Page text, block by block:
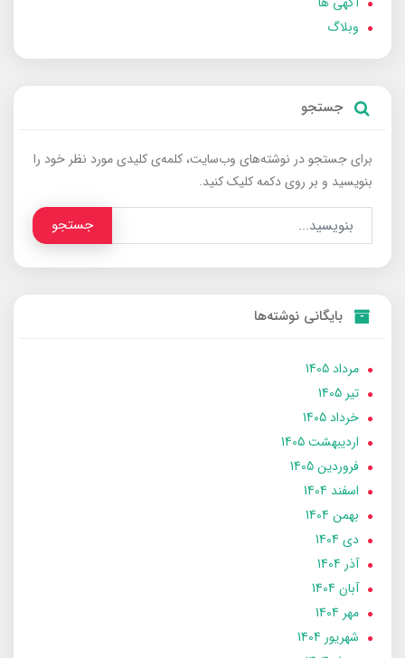
وبلاگ
جستجو
برای جستجو در نوشته‌های وب‌سایت، کلمه‌ی کلیدی مورد نظر خود را
بنویسید و بر روی دکمه کلیک کنید.
جستجو
بایگانی نوشته‌ها
مرداد 1405
تير 1405
خرداد 1405
ارديبهشت 1405
فروردین 1405
اسفند 1404
بهمن 1404
دی 1404
آذر 1404
آبان 1404
مهر 1404
شهریور 1404